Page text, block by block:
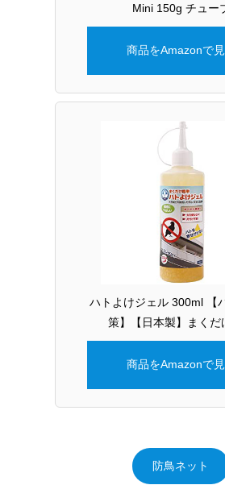
Mini 150g チュー
商品をAmazonで
ハトよけジェル 300ml 【
策】【日本製】まくだ
商品をAmazonで
防鳥ネット